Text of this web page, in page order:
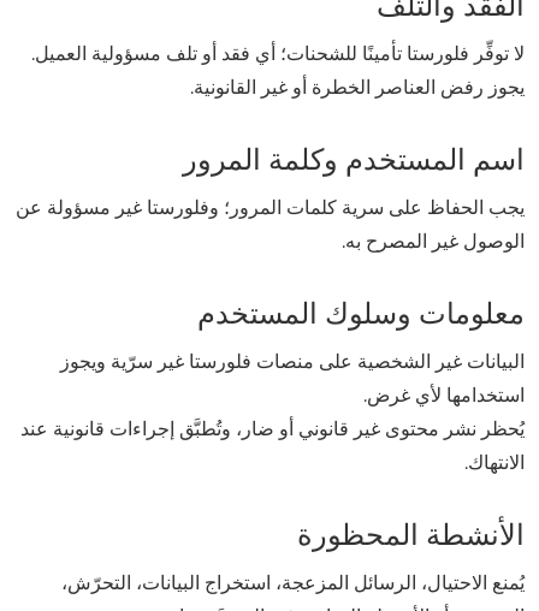
لا توفِّر فلورستا تأمينًا للشحنات؛ أي فقد أو تلف مسؤولية العميل.
يجوز رفض العناصر الخطرة أو غير القانونية.
اسم المستخدم وكلمة المرور
يجب الحفاظ على سرية كلمات المرور؛ وفلورستا غير مسؤولة عن
الوصول غير المصرح به.
معلومات وسلوك المستخدم
البيانات غير الشخصية على منصات فلورستا غير سرّية ويجوز
استخدامها لأي غرض.
يُحظر نشر محتوى غير قانوني أو ضار، وتُطبَّق إجراءات قانونية عند
الانتهاك.
الأنشطة المحظورة
يُمنع الاحتيال، الرسائل المزعجة، استخراج البيانات، التحرّش،